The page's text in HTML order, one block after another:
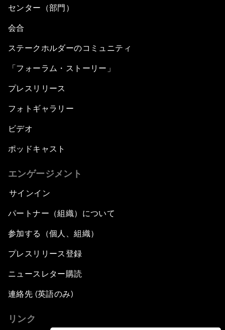
センター（部門）
会合
ステークホルダーのコミュニティ
「フォーラム・ストーリー」
プレスリリース
フォトギャラリー
ビデオ
ポッドキャスト
エンゲージメント
サインイン
パートナー（組織）について
参加する（個人、組織）
プレスリリース登録
ニュースレター購読
連絡先 (英語のみ)
リンク